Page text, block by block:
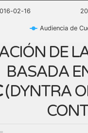
Audiencia de
02-16
DE
BASADA
(DYNTRA